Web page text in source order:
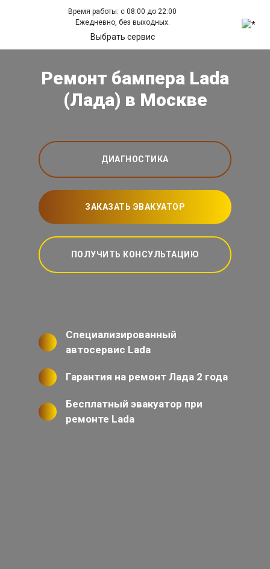
Время работы: с 08:00 до 22:00
Ежедневно, без выходных.
Выбрать сервис
Ремонт бампера Lada
(Лада) в Москве
ДИАГНОСТИКА
ЗАКАЗАТЬ ЭВАКУАТОР
ПОЛУЧИТЬ КОНСУЛЬТАЦИЮ
Специализированный
автосервис Lada
Гарантия на ремонт Лада 2 года
Бесплатный эвакуатор при
ремонте Lada